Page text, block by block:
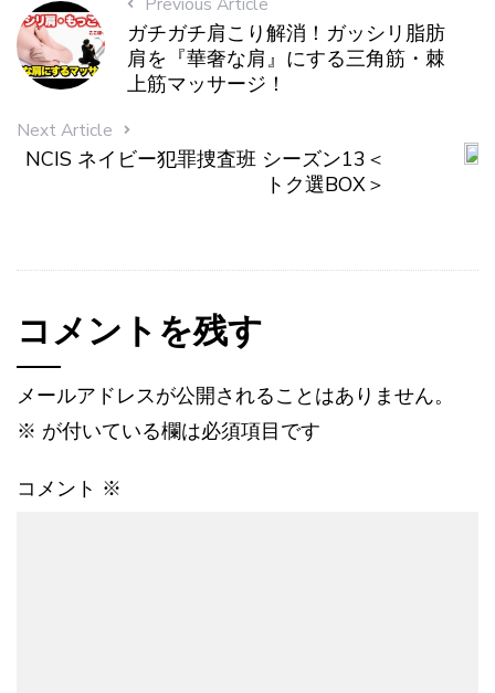
ガチガチ肩こり解消！ガッシリ脂肪
肩を『華奢な肩』にする三角筋・棘
上筋マッサージ！
Next Article
NCIS ネイビー犯罪捜査班 シーズン13＜
トク選BOX＞
コメントを残す
メールアドレスが公開されることはありません。
※ が付いている欄は必須項目です
コメント ※